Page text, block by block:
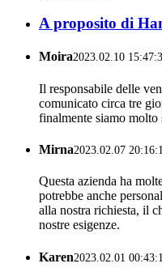
A proposito di
Moira2023.02.10
Il responsabile delle
comunicato circa tre
finalmente siamo
Mirna2023.02.07
Questa azienda ha
potrebbe anche
alla nostra richiesta, il
nostre esigenze.
Karen2023.02.01